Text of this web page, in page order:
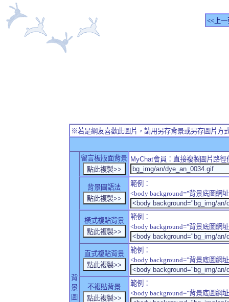
<<上一
※若是網友喜歡此圖片，請用另存背景或另存圖片方
背
景
圖
留言板版面背景 MyChat會員：直接複製圖片路
背景圖語法
範例：
<body background="背景底圖網
橫式複貼背景
範例：
<body background="背景底圖網
直式複貼背景
範例：
<body background="背景底圖網
不複貼背景
範例：
<body background="背景底圖網